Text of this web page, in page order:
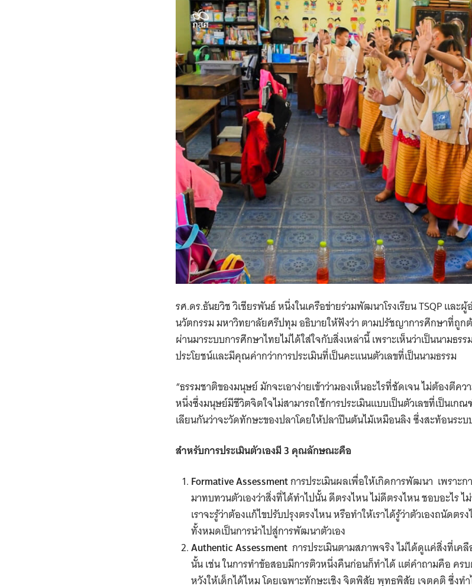
Search
for:
รศ.ดร.ธันยวิช วิเชียรพันธ์ หนึ่งในเครือข่ายร่วมพัฒนาโรงเรียน TSQP ​แล
นวัตกรรม มหาวิทยาลัยศรีปทุม อธิบายให้ฟังว่า ตามปรัชญาการศึกษาที่ถูก
ผ่านมาระบบการศึกษาไทย​ไม่ได้ใส่ใจกับสิ่งเหล่านี้ เพราะเห็นว่าเป็นนามธ
ประโยชน์และมีคุณค่ากว่าการประเมินที่เป็นคะแนนตัวเลขที่เป็นนามธรรม
“ธรรมชาติของมนุษย์ มักจะเอาง่ายเข้าว่ามองเห็นอะไรที่ชัดเจน ไม่ต้องตี
หนึ่ง​ซึ่งมนุษย์มีชีวิตจิตใจไม่สามารถใช้การประเมินแบบเป็นตัวเลขที่เป็นเ
เลียนกันว่าจะวัดทักษะของปลาโดยให้ปลาปีนต้นไม้เหมือนลิง ซึ่งสะท้อนระ
สำหรับการประเมินตัวเองมี 3 คุณลักษณะคือ
Formative Assessmentการประเมินผลเพื่อให้เกิดการพัฒนา เพราะก
มาทบทวนตัวเองว่าสิ่งที่ได้ทำไปนั้น ดีตรงไหน ไม่ดีตรงไหน ชอบอะไร
เราจะรู้ว่าต้องแก้ไขปรับปรุงตรงไหนหรือทำให้เราได้รู้ว่าตัวเองถนัดต
ทั้งหมดเป็นการนำไปสู่การพัฒนาตัวเอง
Authentic Assessmentการประเมินตามสภาพจริง ไม่ได้ดูแค่สิ่งที่เค
นั้น เช่น ในการทำข้อสอบมีการติวหนึ่งคืนก่อนก็ทำได้ แต่คำถามคือ คร
หวังให้เด็กได้ไหม โดยเฉพาะทักษะเชิง จิตพิสัย พุทธพิสัย ​เจตคติ ซึ่งทำ